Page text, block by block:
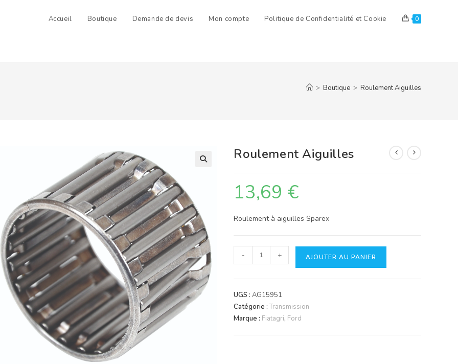
Accueil Boutique Demande de devis Mon compte Politique de Confidentialité et Cookie 0
> Boutique > Roulement Aiguilles
Roulement Aiguilles
13,69 €
Roulement à aiguilles Sparex
quantité
de
Aiguilles
- + AJOUTER AU PANIER
UGS :AG15951
Catégorie :Transmission
Marque : Fiatagri, Ford